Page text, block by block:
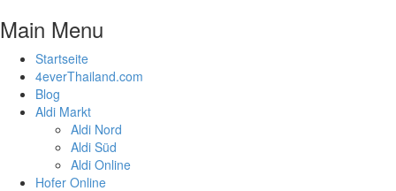
Main Menu
Startseite
4everThailand.com
Blog
Aldi Markt
Aldi Nord
Aldi Süd
Aldi Online
Hofer Online